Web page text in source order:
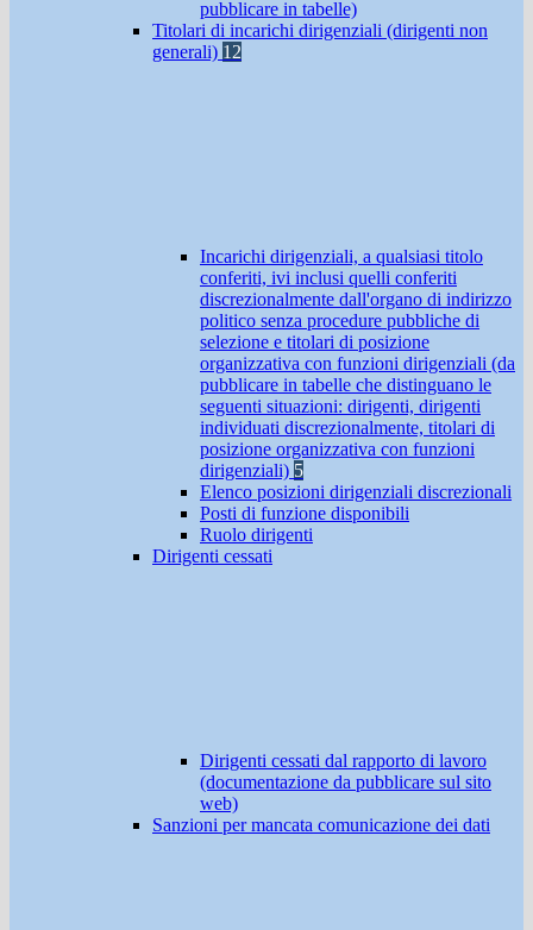
pubblicare in tabelle)
Titolari di incarichi dirigenziali (dirigenti non
generali) 12
Incarichi dirigenziali, a qualsiasi titolo
conferiti, ivi inclusi quelli conferiti
discrezionalmente dall'organo di indirizzo
politico senza procedure pubbliche di
selezione e titolari di posizione
organizzativa con funzioni dirigenziali (da
pubblicare in tabelle che distinguano le
seguenti situazioni: dirigenti, dirigenti
individuati discrezionalmente, titolari di
posizione organizzativa con funzioni
dirigenziali) 5
Elenco posizioni dirigenziali discrezionali
Posti di funzione disponibili
Ruolo dirigenti
Dirigenti cessati
Dirigenti cessati dal rapporto di lavoro
(documentazione da pubblicare sul sito
web)
Sanzioni per mancata comunicazione dei dati